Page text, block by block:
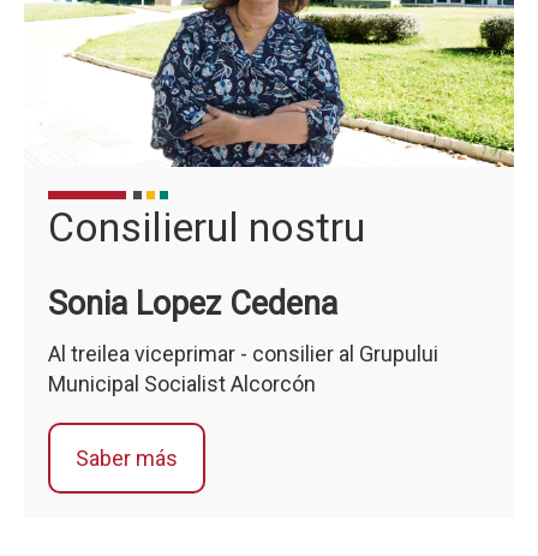
Consilierul nostru
Sonia Lopez Cedena
Al treilea viceprimar - consilier al Grupului
Municipal Socialist Alcorcón
Saber más